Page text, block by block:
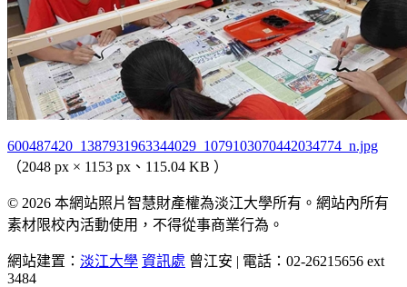
600487420_1387931963344029_1079103070442034774_n.jpg
（2048 px × 1153 px、115.04 KB ）
© 2026 本網站照片智慧財產權為淡江大學所有。網站內所有
素材限校內活動使用，不得從事商業行為。
網站建置： 淡江大學 資訊處 曾江安 | 電話：02-26215656 ext
3484